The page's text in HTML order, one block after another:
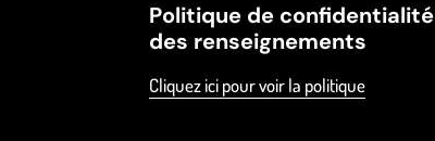
Politique de confidentialité
des renseignements
Cliquez ici pour voir la politique